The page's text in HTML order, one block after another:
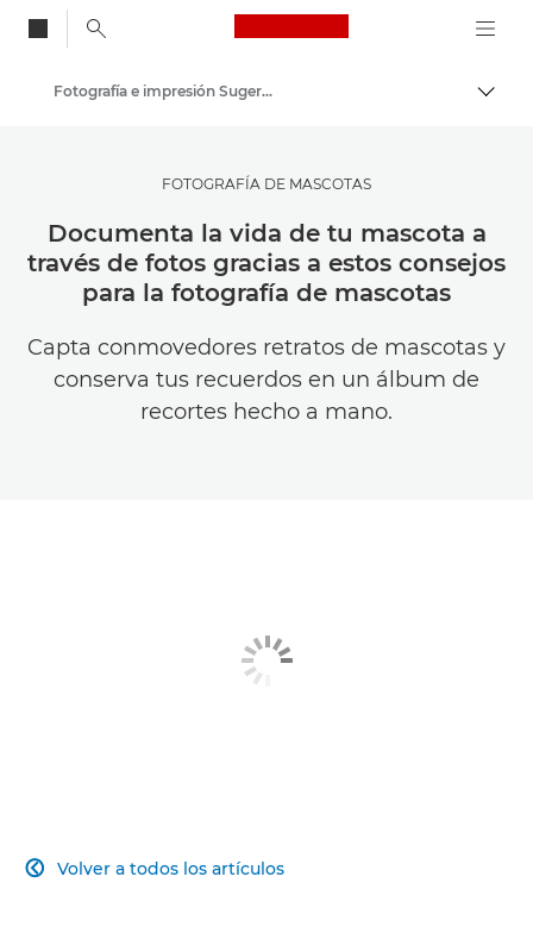
Canon Logo, back
Inspírate | Sugerencias de fotografía e impresión y guías para compradores
Fotografía e impresión Sugerencias y técnicas
FOTOGRAFÍA DE MASCOTAS
Documenta la vida de tu mascota a
través de fotos gracias a estos consejos
para la fotografía de mascotas
Capta conmovedores retratos de mascotas y
conserva tus recuerdos en un álbum de
recortes hecho a mano.
Volver a todos los artículos
